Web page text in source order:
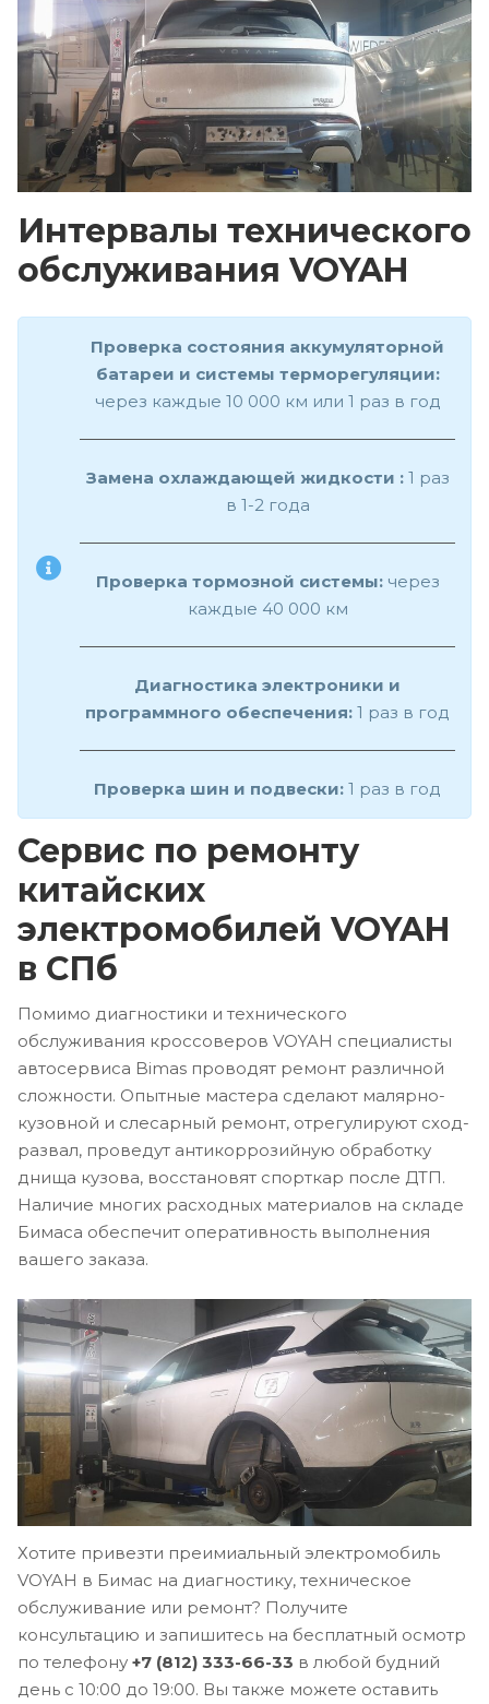
Интервалы технического
обслуживания VOYAH
Проверка состояния аккумуляторной
батареи и системы терморегуляции:
через каждые 10 000 км или 1 раз в год
Замена охлаждающей жидкости : 1 раз
в 1-2 года
Проверка тормозной системы: через
каждые 40 000 км
Диагностика электроники и
программного обеспечения: 1 раз в год
Проверка шин и подвески: 1 раз в год
Сервис по ремонту
китайских
электромобилей VOYAH
в СПб
Помимо диагностики и технического
обслуживания кроссоверов VOYAH cпециалисты
автосервиса Bimas проводят ремонт различной
сложности. Опытные мастера сделают малярно-
кузовной и слесарный ремонт, отрегулируют сход-
развал, проведут антикоррозийную обработку
днища кузова, восстановят спорткар после ДТП.
Наличие многих расходных материалов на складе
Бимаса обеспечит оперативность выполнения
вашего заказа.
Хотите привезти преимиальный электромобиль
VOYAH в Бимас на диагностику, техническое
обслуживание или ремонт? Получите
консультацию и запишитесь на бесплатный осмотр
по телефону +7 (812) 333-66-33 в любой будний
день с 10:00 до 19:00. Вы также можете оставить